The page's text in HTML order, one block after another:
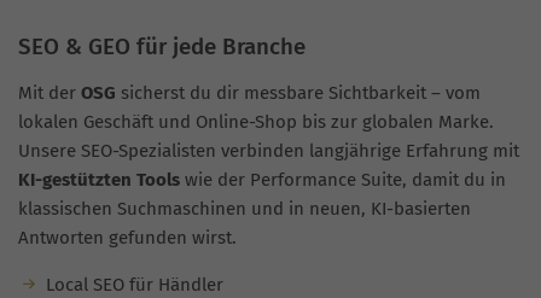
SEO & GEO für jede Branche
Mit der OSG sicherst du dir messbare Sichtbarkeit – vom
lokalen Geschäft und Online-Shop bis zur globalen Marke.
Unsere SEO-Spezialisten verbinden langjährige Erfahrung mit
KI-gestützten Tools wie der Performance Suite, damit du in
klassischen Suchmaschinen und in neuen, KI-basierten
Antworten gefunden wirst.
Local SEO für Händler